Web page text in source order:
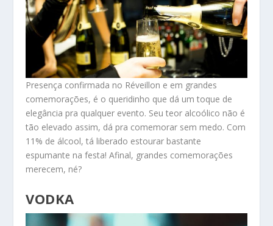
Presença confirmada no Réveillon e em grandes
comemorações, é o queridinho que dá um toque de
elegância pra qualquer evento. Seu teor alcoólico não é
tão elevado assim, dá pra comemorar sem medo. Com
11% de álcool, tá liberado estourar bastante
espumante na festa! Afinal, grandes comemorações
merecem, né?
VODKA